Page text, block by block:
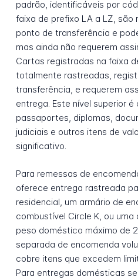
padrão, identificáveis por
faixa de prefixo LA a LZ, são
ponto de transferência e
mas ainda não requerem
Cartas registradas na faixa
totalmente rastreadas,
transferência, e requerem
entrega. Este nível superior
passaportes, diplomas,
judiciais e outros itens de
significativo.
Para remessas de
oferece entrega rastreada
residencial, um armário de
combustível Circle K, ou
peso doméstico máximo de
separada de encomenda
cobre itens que excedem
Para entregas domésticas